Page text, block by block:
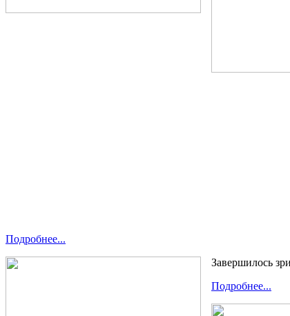
Подробнее...
Завершилось
Подробнее...